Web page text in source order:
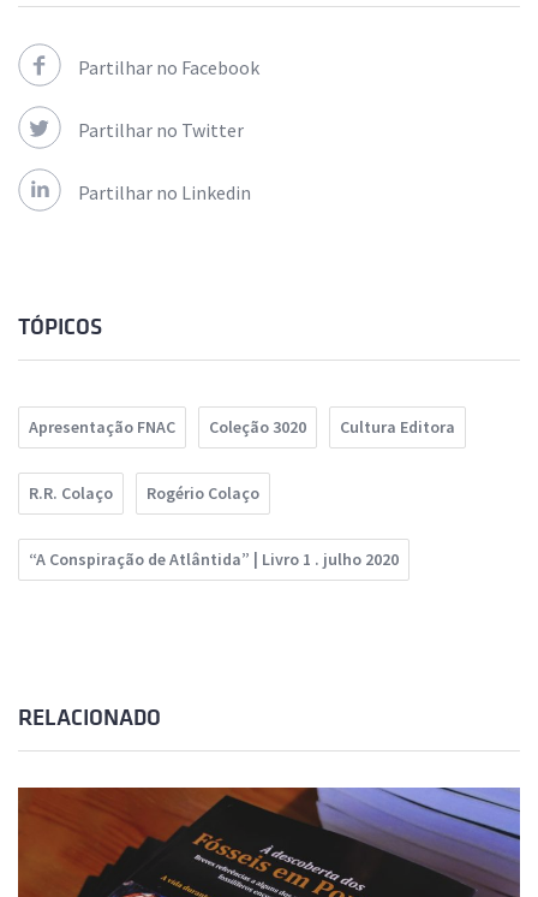
Partilhar no Facebook
Partilhar no Twitter
Partilhar no Linkedin
TÓPICOS
Apresentação FNAC Coleção 3020 Cultura Editora
R.R. Colaço Rogério Colaço
“A Conspiração de Atlântida” | Livro 1 . julho 2020
RELACIONADO